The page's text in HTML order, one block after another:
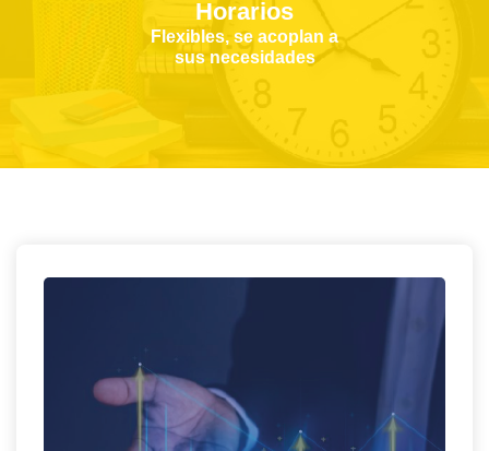
Horarios
Flexibles, se acoplan a
sus necesidades